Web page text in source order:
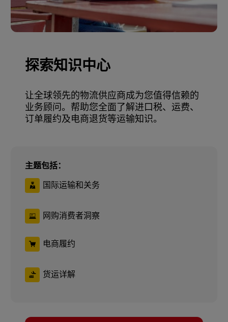
探索知识中心
让全球领先的物流供应商成为您值得信赖的
业务顾问。帮助您全面了解进口税、运费、
订单履约及电商退货等运输知识。
主题包括：
国际运输和关务
网购消费者洞察
电商履约
货运详解